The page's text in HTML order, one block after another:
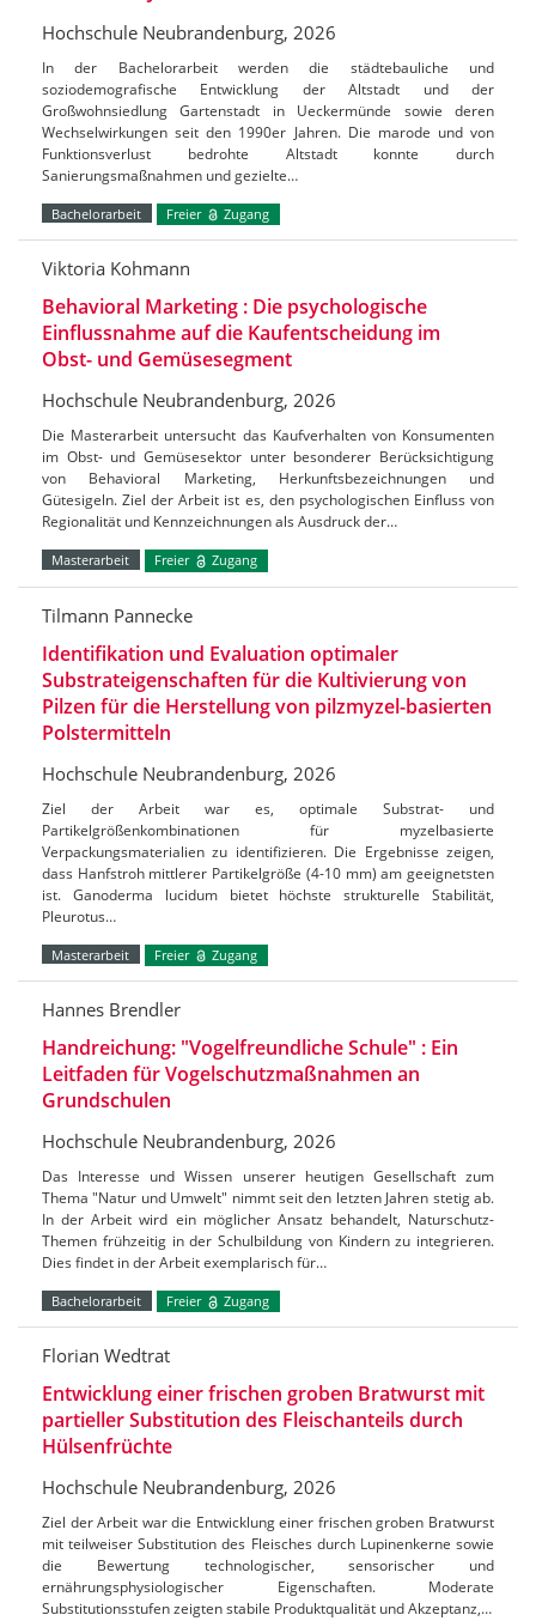
Hochschule Neubrandenburg, 2026
In der Bachelorarbeit werden die städtebauliche und
soziodemografische Entwicklung der Altstadt und der
Großwohnsiedlung Gartenstadt in Ueckermünde sowie deren
Wechselwirkungen seit den 1990er Jahren. Die marode und von
Funktionsverlust bedrohte Altstadt konnte durch
Sanierungsmaßnahmen und gezielte…
Bachelorarbeit Freier Zugang
Viktoria Kohmann
Behavioral Marketing : Die psychologische
Einflussnahme auf die Kaufentscheidung im
Obst- und Gemüsesegment
Hochschule Neubrandenburg, 2026
Die Masterarbeit untersucht das Kaufverhalten von Konsumenten
im Obst- und Gemüsesektor unter besonderer Berücksichtigung
von Behavioral Marketing, Herkunftsbezeichnungen und
Gütesigeln. Ziel der Arbeit ist es, den psychologischen Einfluss von
Regionalität und Kennzeichnungen als Ausdruck der…
Masterarbeit Freier Zugang
Tilmann Pannecke
Identifikation und Evaluation optimaler
Substrateigenschaften für die Kultivierung von
Pilzen für die Herstellung von pilzmyzel-basierten
Polstermitteln
Hochschule Neubrandenburg, 2026
Ziel der Arbeit war es, optimale Substrat- und
Partikelgrößenkombinationen für myzelbasierte
Verpackungsmaterialien zu identifizieren. Die Ergebnisse zeigen,
dass Hanfstroh mittlerer Partikelgröße (4-10 mm) am geeignetsten
ist. Ganoderma lucidum bietet höchste strukturelle Stabilität,
Pleurotus…
Masterarbeit Freier Zugang
Hannes Brendler
Handreichung: "Vogelfreundliche Schule" : Ein
Leitfaden für Vogelschutzmaßnahmen an
Grundschulen
Hochschule Neubrandenburg, 2026
Das Interesse und Wissen unserer heutigen Gesellschaft zum
Thema "Natur und Umwelt" nimmt seit den letzten Jahren stetig ab.
In der Arbeit wird ein möglicher Ansatz behandelt, Naturschutz-
Themen frühzeitig in der Schulbildung von Kindern zu integrieren.
Dies findet in der Arbeit exemplarisch für…
Bachelorarbeit Freier Zugang
Florian Wedtrat
Entwicklung einer frischen groben Bratwurst mit
partieller Substitution des Fleischanteils durch
Hülsenfrüchte
Hochschule Neubrandenburg, 2026
Ziel der Arbeit war die Entwicklung einer frischen groben Bratwurst
mit teilweiser Substitution des Fleisches durch Lupinenkerne sowie
die Bewertung technologischer, sensorischer und
ernährungsphysiologischer Eigenschaften. Moderate
Substitutionsstufen zeigten stabile Produktqualität und Akzeptanz,…